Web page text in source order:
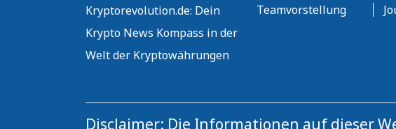
Kryptorevolution.de: Dein
Krypto News Kompass in der
Welt der Kryptowährungen
Teamvorstellung
Disclaimer: Die Informationen auf dieser